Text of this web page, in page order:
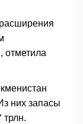
отметила
них запасы